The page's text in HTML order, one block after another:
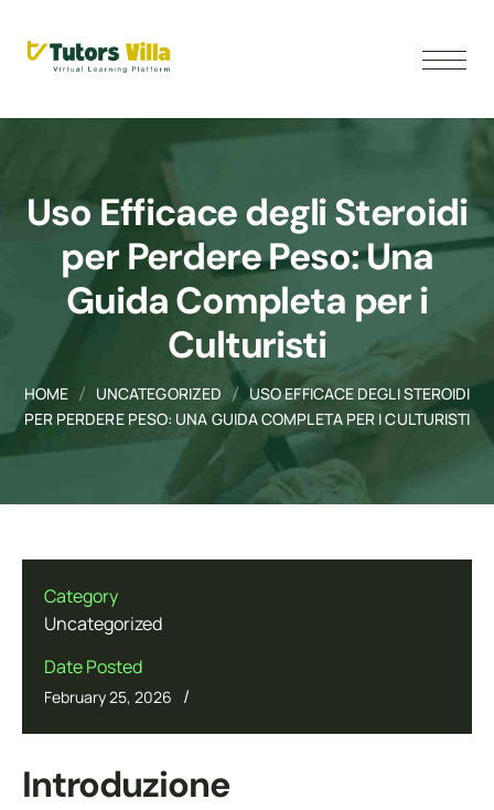
Uso Efficace degli Steroidi
per Perdere Peso: Una
Guida Completa per i
Culturisti
HOME UNCATEGORIZED
USO EFFICACE DEGLI STEROIDI
PER PERDERE PESO: UNA GUIDA COMPLETA PER I CULTURISTI
Category
Uncategorized
Date Posted
February 25, 2026 /
Introduzione